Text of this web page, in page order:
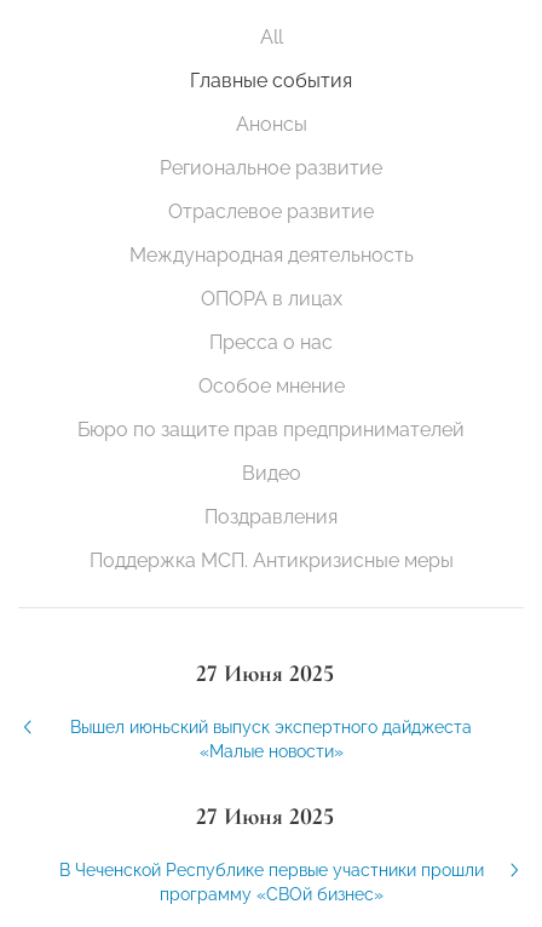
All
Главные события
Анонсы
Региональное развитие
Отраслевое развитие
Международная деятельность
ОПОРА в лицах
Пресса о нас
Особое мнение
Бюро по защите прав предпринимателей
Видео
Поздравления
Поддержка МСП. Антикризисные меры
27 Июня 2025
Вышел июньский выпуск экспертного дайджеста
«Малые новости»
27 Июня 2025
В Чеченской Республике первые участники прошли
программу «СВОй бизнес»